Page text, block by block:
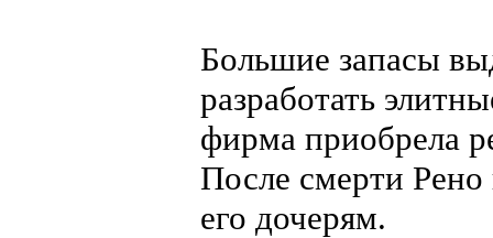
Большие запасы
разработать
фирма приобрела
После смерти
его дочерям.